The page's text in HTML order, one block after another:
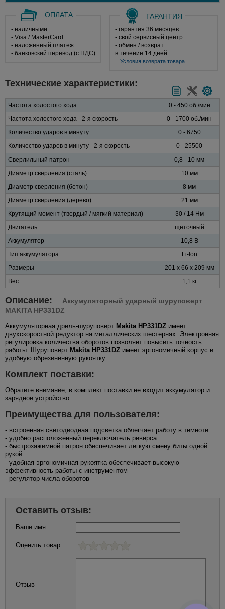
ОПЛАТА
- наличными
- Visa / MasterCard
- наложенный платеж
- банковский перевод (с НДС)
ГАРАНТИЯ
- гарантия 36 месяцев
- свой сервисный центр
- обмен / возврат
в течение 14 дней
Условия возврата товара
Технические характеристики:
Частота холостого хода
0 - 450 об./мин
Частота холостого хода - 2-я скорость
0 - 1700 об./мин
Количество ударов в минуту
0 - 6750
Количество ударов в минуту - 2-я скорость
0 - 25500
Сверлильный патрон
0,8 - 10 мм
Диаметр сверления (сталь)
10 мм
Диаметр сверления (бетон)
8 мм
Диаметр сверления (дерево)
21 мм
Крутящий момент (твердый / мягкий материал)
30 / 14 Нм
Двигатель
щеточный
Аккумулятор
10,8 В
Тип аккумулятора
Li-Ion
Размеры
201 x 66 x 209 мм
Вес
1,1 кг
Описание:
Аккумуляторный ударный шуруповерт
MAKITA HP331DZ
Аккумуляторная дрель-шуруповерт Makita HP331DZ имеет
двухскоростной редуктор на металлических шестернях. Электронная
регулировка количества оборотов позволяет повысить точность
работы. Шуруповерт Makita HP331DZ имеет эргономичный корпус и
удобную обрезиненную рукоятку.
Комплект поставки:
Обратите внимание, в комплект поставки не входит аккумулятор и
зарядное устройство.
Преимущества для пользователя:
- встроенная светодиодная подсветка облегчает работу в темноте
- удобно расположенный переключатель реверса
- быстрозажимной патрон обеспечивает легкую смену биты одной
рукой
- удобная эргономичная рукоятка обеспечивает высокую
эффективность работы с инструментом
- регулятор числа оборотов
Оставить отзыв:
Ваше имя
Оценить товар
Отзыв